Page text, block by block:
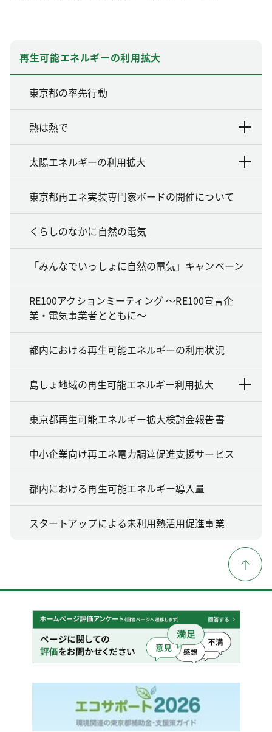
再生可能エネルギーの利用拡大
東京都の率先行動
熱は熱で
太陽エネルギーの利用拡大
東京都再エネ実装専門家ボードの開催について
くらしのなかに自然の電気
「みんなでいっしょに自然の電気」キャンペーン
RE100アクションミーティング ～RE100宣言企
業・電気事業者とともに～
都内における再生可能エネルギーの利用状況
島しょ地域の再生可能エネルギー利用拡大
東京都再生可能エネルギー拡大検討会報告書
中小企業向け再エネ電力調達促進支援サービス
都内における再生可能エネルギー導入量
スタートアップによる未利用熱活用促進事業